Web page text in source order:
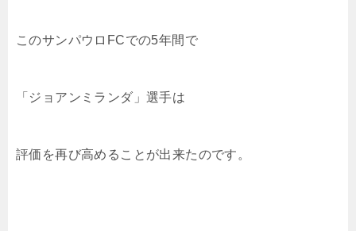
このサンパウロFCでの5年間で
「ジョアンミランダ」選手は
評価を再び高めることが出来たのです。